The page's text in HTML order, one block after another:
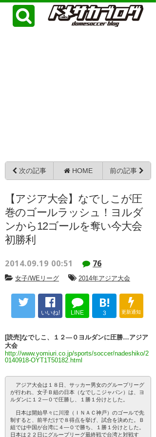
次の記事 HOME 前の記事
【アジア大会】なでしこが圧
巻のゴールラッシュ！ヨルダ
ンから12ゴールを奪い今大会
初勝利
2014.09.19 00:51 76
女子/WEリーグ 2014年アジア大会
いいね! LINE
B!
3 更新通知
[読売]なでしこ、１２―０ヨルダンに圧勝…アジア
大会
http://www.yomiuri.co.jp/sports/soccer/nadeshiko/2
0140918-OYT1T50182.html
アジア大会は１８日、サッカー男女のグループリーグ
が行われ、女子Ｂ組の日本（なでしこジャパン）は、ヨ
ルダンに１２―０で圧勝し、１勝１分けとした。
日本は開始早々に川澄（ＩＮＡＣ神戸）のゴールで先
制すると、前半だけで８得点を挙げ、試合を決めた。Ｂ
組では中国が台湾に４―０で勝ち、１勝１分けとした。
日本は２２日にグループリーグ最終戦で台湾と対戦す